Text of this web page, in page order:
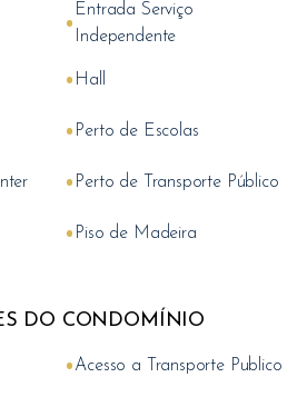
• Entrada Serviço
Independente
• Hall
• Perto de Escolas
• Perto de Transporte Público
• Piso de Madeira
DO CONDOMÍNIO
•Acesso a Transporte Publico